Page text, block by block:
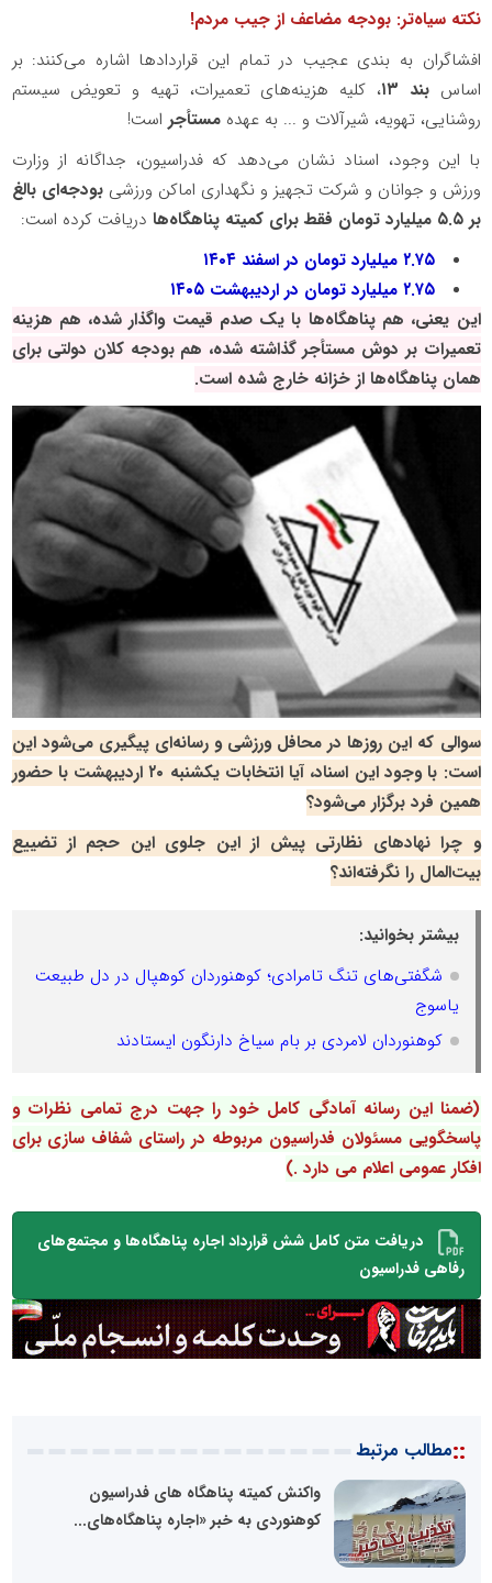
نکته سیاه‌تر: بودجه مضاعف از جیب مردم!
افشاگران به بندی عجیب در تمام این قراردادها اشاره می‌کنند: بر
اساسبند ۱۳
، کلیه هزینه‌های تعمیرات، تهیه و تعویض سیستم
روشنایی، تهویه، شیرآلات و ... به عهدهمستأجر است!
با این وجود، اسناد نشان می‌دهد که فدراسیون، جداگانه از وزارت
ورزش و جوانان و شرکت تجهیز و نگهداری اماکن ورزشیبودجه‌ای بالغ
بر ۵.۵ میلیارد تومان فقط برای کمیته پناهگاه‌ها
دریافت کرده است:
۲.۷۵ میلیارد تومان در اسفند ۱۴۰۴
۲.۷۵ میلیارد تومان در اردیبهشت ۱۴۰۵
این یعنی، هم پناهگاه‌ها با یک صدم قیمت واگذار شده، هم هزینه
تعمیرات بر دوش مستأجر گذاشته شده، هم بودجه کلان دولتی برای
همان پناهگاه‌ها از خزانه خارج شده است.
سوالی که این روزها در محافل ورزشی و رسانه‌ای پیگیری می‌شود این
است: با وجود این اسناد، آیا انتخابات یکشنبه ۲۰ اردیبهشت با حضور
همین فرد برگزار می‌شود؟
و چرا نهادهای نظارتی پیش از این جلوی این حجم از تضییع
بیت‌المال را نگرفته‌اند؟
بیشتر بخوانید:
شگفتی‌های تنگ تامرادی؛ کوهنوردان کوهپال در دل طبیعت
یاسوج
کوهنوردان لامردی بر بام سیاخ دارنگون ایستادند
(ضمنا این رسانه آمادگی کامل خود را جهت درج تمامی نظرات و
پاسخگویی مسئولان فدراسیون مربوطه در راستای شفاف سازی برای
افکار عمومی اعلام می دارد .)
دریافت متن کامل شش قرارداد اجاره پناهگاه‌ها و مجتمع‌های
رفاهی فدراسیون
::مطالب مرتبط
واکنش کمیته پناهگاه های فدراسیون
کوهنوردی به خبر «اجاره پناهگاه‌های...